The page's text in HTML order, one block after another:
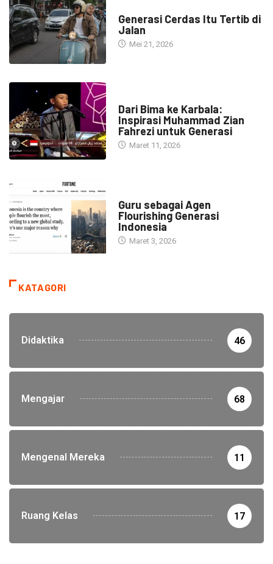
Generasi Cerdas Itu Tertib di
Jalan
Mei 21, 2026
Dari Bima ke Karbala:
Inspirasi Muhammad Zian
Fahrezi untuk Generasi
Maret 11, 2026
Guru sebagai Agen
Flourishing Generasi
Indonesia
Maret 3, 2026
KATAGORI
Didaktika 46
Mengajar 68
Mengenal Mereka 11
Ruang Kelas 17